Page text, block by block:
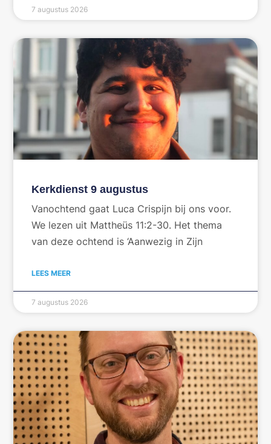
7 augustus 2026
Kerkdienst 9 augustus
Vanochtend gaat Luca Crispijn bij ons voor.
We lezen uit Mattheüs 11:2-30. Het thema
van deze ochtend is ‘Aanwezig in Zijn
LEES MEER
7 augustus 2026